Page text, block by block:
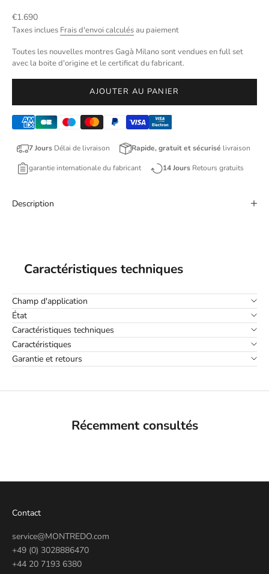
Prix de vente
€1.690
Taxes inclues Frais d'envoi calculésau paiement
Toutes les nouvelles montres Gagà Milano sont vendues en full set
avec la boite d'origine et le certificat du fabricant.
AJOUTER AU PANIER
7 Jours Délai de livraison Rapide, gratuit et sécurisé livraison
garantie internationale du fabricant 14 Jours Retours gratuits
Description
Caractéristiques techniques
Champ d'application
État
Caractéristiques techniques
Caractéristiques
Garantie et retours
Récemment consultés
Contact
service@MONTREDO.com
+49 (0) 3028886470
+44 20 7193 6380